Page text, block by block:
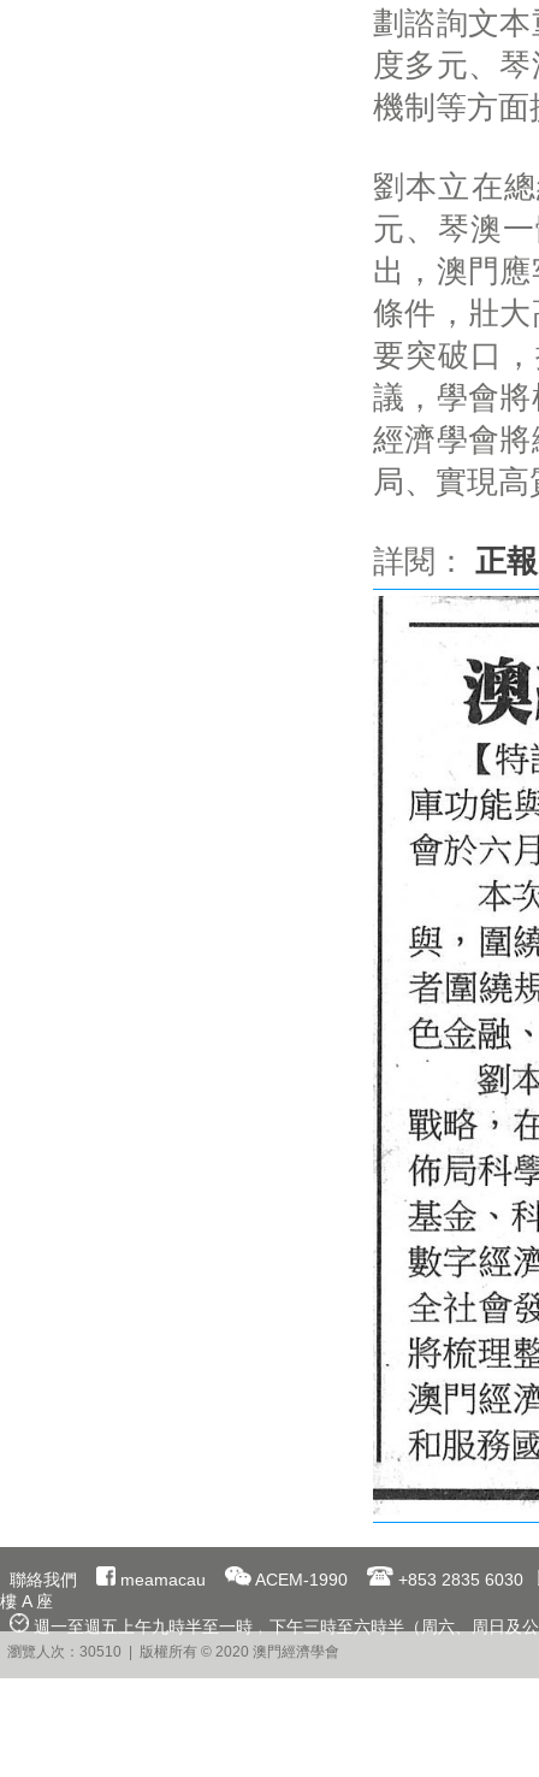
劃諮詢文
度多元、
機制等方
劉本立在
元、琴澳
出，澳門
條件，壯
要突破口
議，學會
經濟學會
局、實現
詳閱： 正報
聯絡我們 meamacau ACEM-1990
+853 2835 6030
樓 A 座
週一至週五上午九時半至一時﹐下午三時至六時半（周六、周日及
瀏覽人次：30510 | 版權所有 © 2020 澳門經濟學會